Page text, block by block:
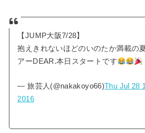
【JUMP大阪7/28】
抱えきれないほどのいのたか満載の
アーDEAR.本日スタートです
— 旅芸人(@nakakoyo66)Thu Jul 28
2016